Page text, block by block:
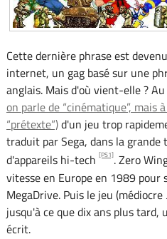
Cette dernière phrase est
internet, un gag basé sur une
anglais. Mais d'où vient-elle ?
on parle de “cinématique”, mais
“prétexte”)d'un jeu trop
traduit par Sega, dans la
d'appareils hi-tech [PS1]. Zero
vitesse en Europe en 1989 pour
MegaDrive. Puis le jeu (médiocre
jusqu'à ce que dix ans plus
écrit.